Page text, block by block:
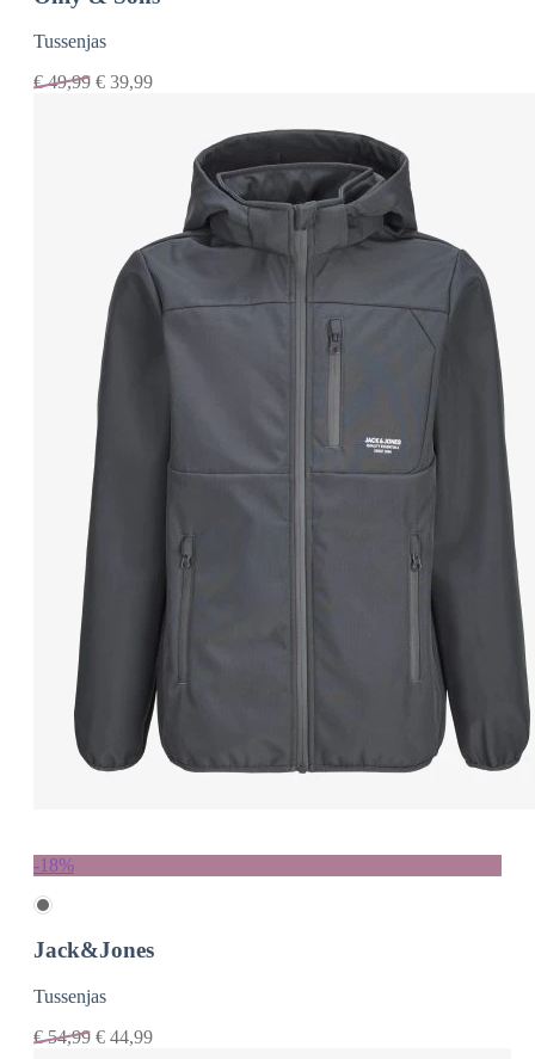
Tussenjas
€49,99 € 39,99
-18%
Jack&Jones
Tussenjas
€54,99 € 44,99